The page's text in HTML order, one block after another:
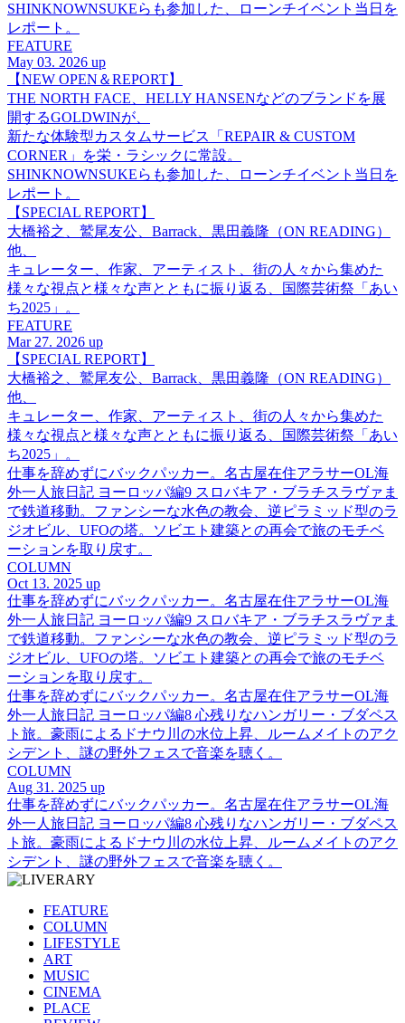
SHINKNOWNSUKEらも参加した、ローンチイベント当日を
レポート。
FEATURE
May 03. 2026 up
【NEW OPEN＆REPORT】
THE NORTH FACE、HELLY HANSENなどのブランドを展
開するGOLDWINが、
新たな体験型カスタムサービス「REPAIR & CUSTOM
CORNER」を栄・ラシックに常設。
SHINKNOWNSUKEらも参加した、ローンチイベント当日を
レポート。
【SPECIAL REPORT】
大橋裕之、鷲尾友公、Barrack、黒田義隆（ON READING）
他、
キュレーター、作家、アーティスト、街の人々から集めた
様々な視点と様々な声とともに振り返る、国際芸術祭「あい
ち2025」。
FEATURE
Mar 27. 2026 up
【SPECIAL REPORT】
大橋裕之、鷲尾友公、Barrack、黒田義隆（ON READING）
他、
キュレーター、作家、アーティスト、街の人々から集めた
様々な視点と様々な声とともに振り返る、国際芸術祭「あい
ち2025」。
仕事を辞めずにバックパッカー。名古屋在住アラサーOL海
外一人旅日記 ヨーロッパ編9 スロバキア・ブラチスラヴァま
で鉄道移動。ファンシーな水色の教会、逆ピラミッド型のラ
ジオビル、UFOの塔。ソビエト建築との再会で旅のモチベ
ーションを取り戻す。
COLUMN
Oct 13. 2025 up
仕事を辞めずにバックパッカー。名古屋在住アラサーOL海
外一人旅日記 ヨーロッパ編9 スロバキア・ブラチスラヴァま
で鉄道移動。ファンシーな水色の教会、逆ピラミッド型のラ
ジオビル、UFOの塔。ソビエト建築との再会で旅のモチベ
ーションを取り戻す。
仕事を辞めずにバックパッカー。名古屋在住アラサーOL海
外一人旅日記 ヨーロッパ編8 心残りなハンガリー・ブダペス
ト旅。豪雨によるドナウ川の水位上昇、ルームメイトのアク
シデント、謎の野外フェスで音楽を聴く。
COLUMN
Aug 31. 2025 up
仕事を辞めずにバックパッカー。名古屋在住アラサーOL海
外一人旅日記 ヨーロッパ編8 心残りなハンガリー・ブダペス
ト旅。豪雨によるドナウ川の水位上昇、ルームメイトのアク
シデント、謎の野外フェスで音楽を聴く。
FEATURE
COLUMN
LIFESTYLE
ART
MUSIC
CINEMA
PLACE